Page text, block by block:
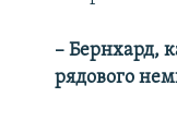
– Бернхард,
рядового